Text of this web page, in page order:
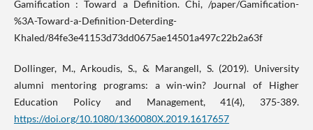
Gamification : Toward a Definition. Chi, /paper/Gamification-
%3A-Toward-a-Definition-Deterding-
Khaled/84fe3e41153d73dd0675ae14501a497c22b2a63f
Dollinger, M., Arkoudis, S., & Marangell, S. (2019). University
alumni mentoring programs: a win-win? Journal of Higher
Education Policy and Management, 41(4), 375-389.
https://doi.org/10.1080/1360080X.2019.1617657